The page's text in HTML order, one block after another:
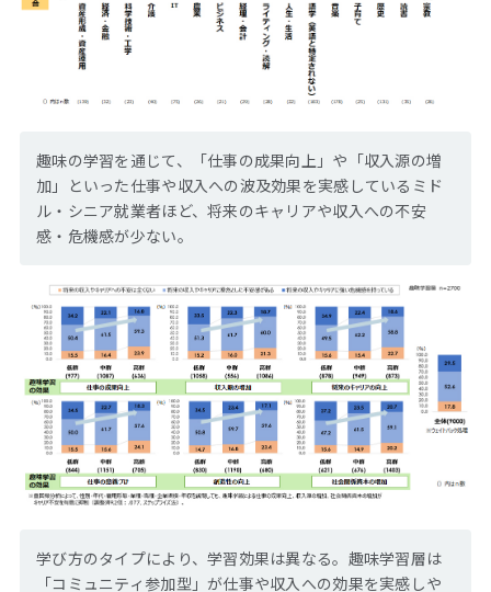
趣味の学習を通じて、「仕事の成果向上」や「収入源の増
加」といった仕事や収入への波及効果を実感しているミド
ル・シニア就業者ほど、将来のキャリアや収入への不安
感・危機感が少ない。
学び方のタイプにより、学習効果は異なる。趣味学習層は
「コミュニティ参加型」が仕事や収入への効果を実感しや